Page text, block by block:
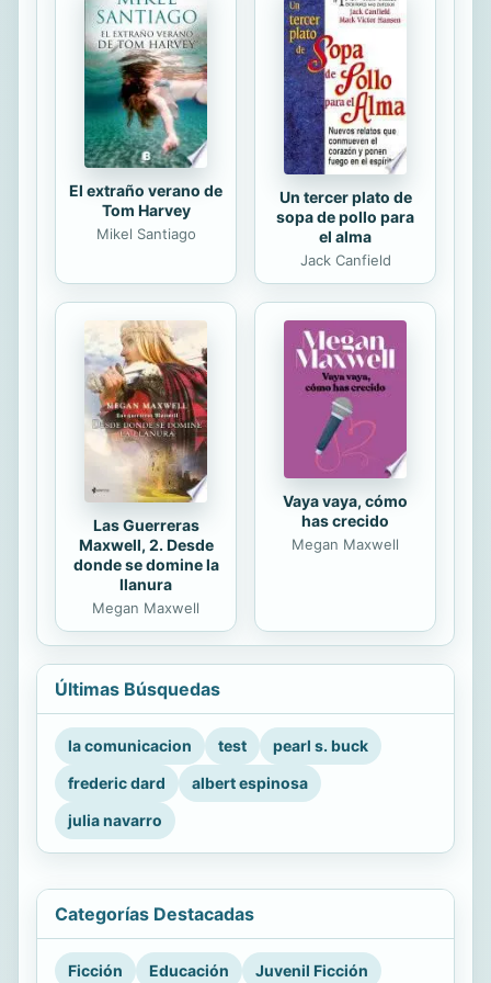
aerogels e lagona e pei o le
polystyrene ma'ale'ale ua
fa'alauteleina i le pa'i, ae o nisi o
polymer-based aerogels e pei o ni
pua'a...
El extraño verano de
Tom Harvey
Mikel Santiago
Un tercer plato de
sopa de pollo para
el alma
Jack Canfield
Las Guerreras
Maxwell, 2. Desde
donde se domine la
llanura
Megan Maxwell
Vaya vaya, cómo
has crecido
Megan Maxwell
Últimas Búsquedas
la comunicacion test
pearl s. buck
frederic dard
albert espinosa
julia navarro
Categorías Destacadas
Ficción Educación Juvenil Ficción